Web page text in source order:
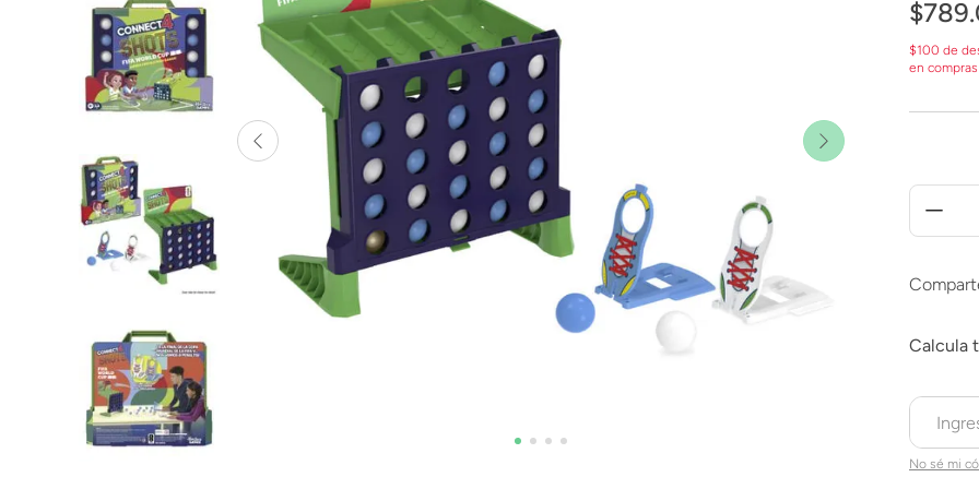
Lanzadores
Muñecas
Construcción
Peluches
Vehículos y Pistas
$789.
$100 de
en
No sé mi